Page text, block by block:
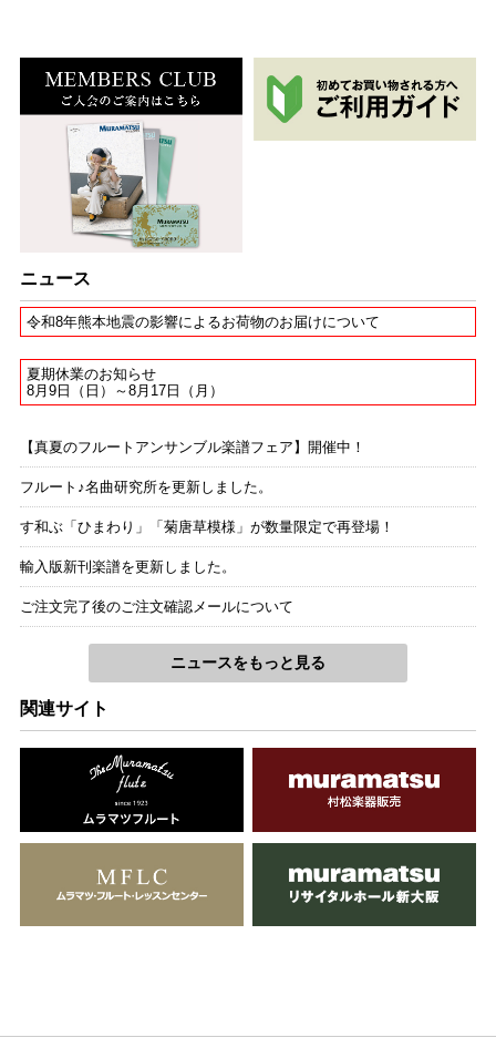
ニュース
令和8年熊本地震の影響によるお荷物のお届けについて
夏期休業のお知らせ
8月9日（日）～8月17日（月）
【真夏のフルートアンサンブル楽譜フェア】開催中！
フルート♪名曲研究所を更新しました。
す和ぶ「ひまわり」「菊唐草模様」が数量限定で再登場！
輸入版新刊楽譜を更新しました。
ご注文完了後のご注文確認メールについて
ニュースをもっと見る
関連サイト